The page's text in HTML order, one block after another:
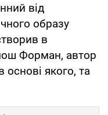
від
образу
в
Форман, автор
якого, та